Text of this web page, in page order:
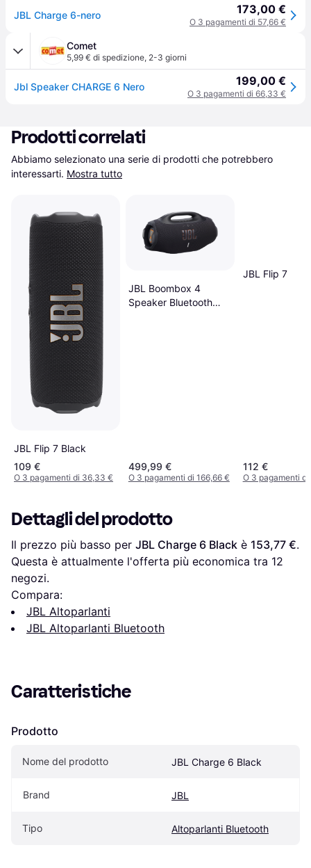
JBL Charge 6-nero 173,00 €
O 3 pagamenti di 57,66 €
Comet
5,99 € di spedizione, 2-3 giorni
Jbl Speaker CHARGE 6 Nero 199,00 €
O 3 pagamenti di 66,33 €
Prodotti correlati
Abbiamo selezionato una serie di prodotti che potrebbero
interessarti. Mostra tutto
JBL Flip 7 Black
109 €
O 3 pagamenti di 36,33 €
JBL Boombox 4
Speaker Bluetooth
499,99 €
O 3 pagamenti di 166,66 €
JBL Flip 7
112 €
O 3 pagamenti
Dettagli del prodotto
Il prezzo più basso per JBL Charge 6 Black è 153,77 €.
Questa è attualmente l'offerta più economica tra 12
negozi.
Compara:
JBL Altoparlanti
JBL Altoparlanti Bluetooth
Caratteristiche
Prodotto
Nome del prodotto JBL Charge 6 Black
Brand JBL
Tipo Altoparlanti Bluetooth